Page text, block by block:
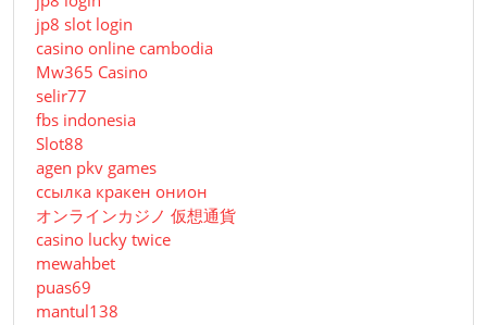
jp8 slot login
casino online cambodia
Mw365 Casino
selir77
fbs indonesia
Slot88
agen pkv games
ссылка кракен онион
オンラインカジノ 仮想通貨
casino lucky twice
mewahbet
puas69
mantul138